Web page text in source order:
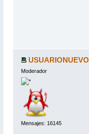
USUARIONUEVO
Moderador
Mensajes: 16145